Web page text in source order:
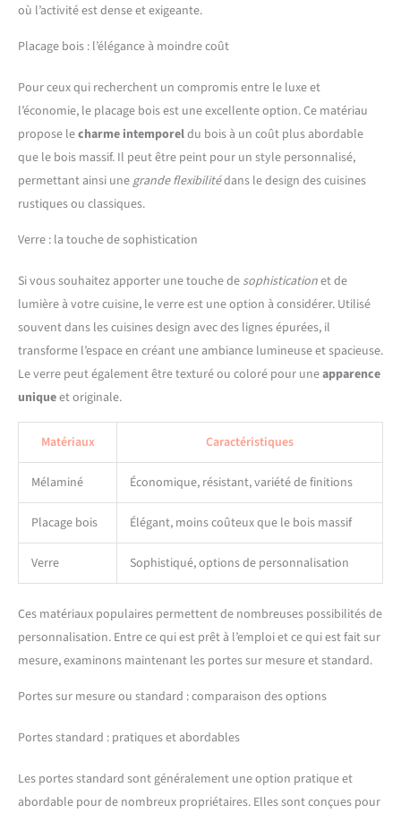
où l’activité est dense et exigeante.
Placage bois : l’élégance à moindre coût
Pour ceux qui recherchent un compromis entre le luxe et
l’économie, le placage bois est une excellente option. Ce matériau
propose lecharme intemporeldu bois à un coût plus abordable
que le bois massif. Il peut être peint pour un style personnalisé,
permettant ainsi unegrande flexibilitédans le design des cuisines
rustiques ou classiques.
Verre : la touche de sophistication
Si vous souhaitez apporter une touche de sophisticationet de
lumière à votre cuisine, le verre est une option à considérer. Utilisé
souvent dans les cuisines design avec des lignes épurées, il
transforme l’espace en créant une ambiance lumineuse et spacieuse.
Le verre peut également être texturé ou coloré pour uneapparence
uniqueet originale.
Matériaux Caractéristiques
Mélaminé Économique, résistant, variété de finitions
Placage bois Élégant, moins coûteux que le bois massif
Verre Sophistiqué, options de personnalisation
Ces matériaux populaires permettent de nombreuses possibilités de
personnalisation. Entre ce qui est prêt à l’emploi et ce qui est fait sur
mesure, examinons maintenant les portes sur mesure et standard.
Portes sur mesure ou standard : comparaison des options
Portes standard : pratiques et abordables
Les portes standard sont généralement une option pratique et
abordable pour de nombreux propriétaires. Elles sont conçues pour